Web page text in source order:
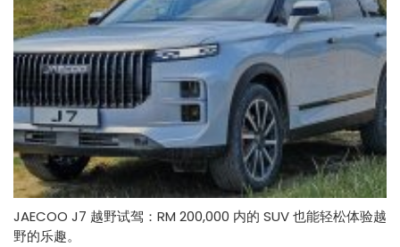
JAECOO J7 越野试驾：RM 200,000 内的 SUV 也能轻松体验越
野的乐趣。